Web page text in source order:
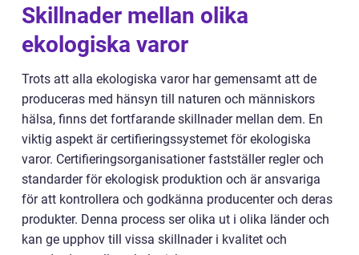
Skillnader mellan olika
ekologiska varor
Trots att alla ekologiska varor har gemensamt att de
produceras med hänsyn till naturen och människors
hälsa, finns det fortfarande skillnader mellan dem. En
viktig aspekt är certifieringssystemet för ekologiska
varor. Certifieringsorganisationer fastställer regler och
standarder för ekologisk produktion och är ansvariga
för att kontrollera och godkänna producenter och deras
produkter. Denna process ser olika ut i olika länder och
kan ge upphov till vissa skillnader i kvalitet och